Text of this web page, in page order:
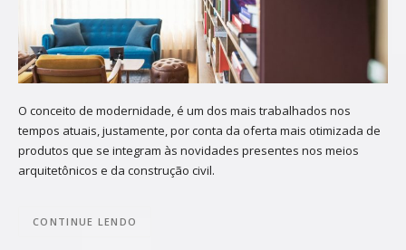
O conceito de modernidade, é um dos mais trabalhados nos
tempos atuais, justamente, por conta da oferta mais otimizada de
produtos que se integram às novidades presentes nos meios
arquitetônicos e da construção civil.
CONTINUE LENDO